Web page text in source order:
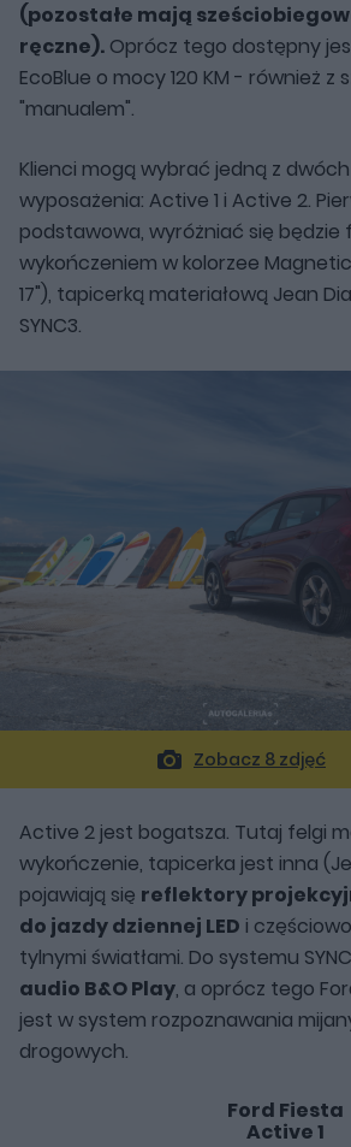
(pozostałe mają
ręczne). Oprócz tego dostępny
EcoBlue o mocy 120 KM - również z
"manualem".
Klienci mogą wybrać jedną z
wyposażenia: Active 1 i Active 2.
podstawowa, wyróżniać się będzie
wykończeniem w kolorzee
17"), tapicerką materiałową Jean
SYNC3.
Zobacz 8 zdjęć
Active 2 jest bogatsza. Tutaj felgi
wykończenie, tapicerka jest inna
pojawiają się reflektory
do jazdy dziennej LED i
tylnymi światłami. Do systemu
audio B&O Play, a oprócz tego
jest w system rozpoznawania
drogowych.
Ford Fiesta
Active 1